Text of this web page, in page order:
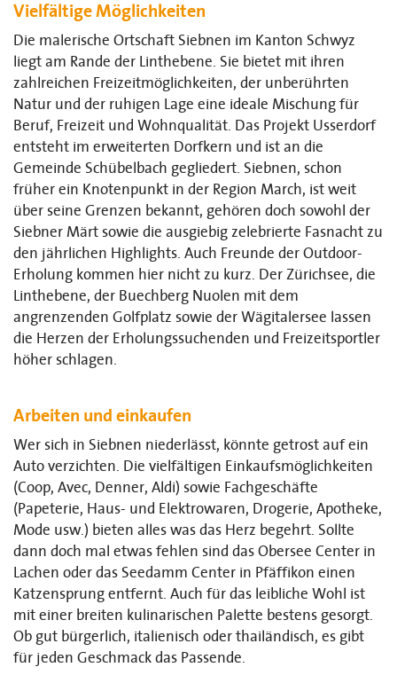
Vielfältige Möglichkeiten
Die malerische Ortschaft Siebnen im Kanton Schwyz
liegt am Rande der Linthebene. Sie bietet mit ihren
zahlreichen Freizeitmöglichkeiten, der unberührten
Natur und der ruhigen Lage eine ideale Mischung für
Beruf, Freizeit und Wohnqualität. Das Projekt Usserdorf
entsteht im erweiterten Dorfkern und ist an die
Gemeinde Schübelbach gegliedert. Siebnen, schon
früher ein Knotenpunkt in der Region March, ist weit
über seine Grenzen bekannt, gehören doch sowohl der
Siebner Märt sowie die ausgiebig zelebrierte Fasnacht zu
den jährlichen Highlights. Auch Freunde der Outdoor-
Erholung kommen hier nicht zu kurz. Der Zürichsee, die
Linthebene, der Buechberg Nuolen mit dem
angrenzenden Golfplatz sowie der Wägitalersee lassen
die Herzen der Erholungssuchenden und Freizeitsportler
höher schlagen.
Arbeiten und einkaufen
Wer sich in Siebnen niederlässt, könnte getrost auf ein
Auto verzichten. Die vielfältigen Einkaufsmöglichkeiten
(Coop, Avec, Denner, Aldi) sowie Fachgeschäfte
(Papeterie, Haus- und Elektrowaren, Drogerie, Apotheke,
Mode usw.) bieten alles was das Herz begehrt. Sollte
dann doch mal etwas fehlen sind das Obersee Center in
Lachen oder das Seedamm Center in Pfäffikon einen
Katzensprung entfernt. Auch für das leibliche Wohl ist
mit einer breiten kulinarischen Palette bestens gesorgt.
Ob gut bürgerlich, italienisch oder thailändisch, es gibt
für jeden Geschmack das Passende.